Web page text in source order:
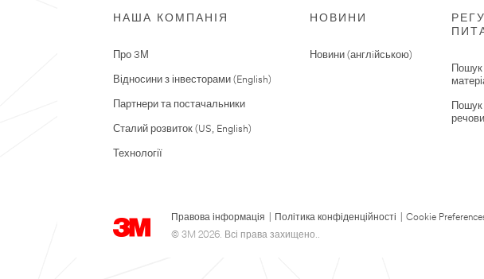
НАША КОМПАНІЯ
Про 3М
Відносини з інвесторами (English)
Партнери та постачальники
Сталий розвиток (US, English)
Технології
НОВИНИ
Новини (англiйською)
Правова інформація Політика конфіденційності
Cookie
© 3M 2026. Всі права захищено..